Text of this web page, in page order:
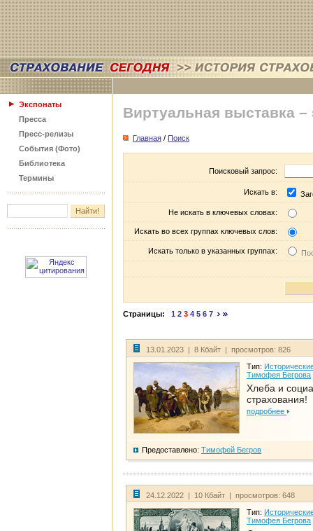
Экспонаты
Пресса
Пресс-релизы
События (Фото)
Библиотека
Термины
Виртуальная выставка –
Главная / Поиск
Поисковый запрос:
Искать в:
Не искать в ключевых словах:
Искать во всех группах ключевых слов:
Искать только в указанных группах:
Страницы: 1 2 3 4 5 6 7
13.01.2023 | 8 Кбайт | просмотров: 826
Тип:
Тимофея Бегрова
Хлеба и
страхования!
подробнее
Предоставлено: Тимофей Бегров
24.12.2022 | 10 Кбайт | просмотров: 648
Тип:
Тимофея Бегрова